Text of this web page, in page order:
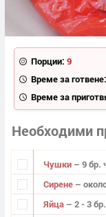
Порции: 9
Време за готвене:
Време за
Необходими
Чушки – 9 бр.
Сирене –
Яйца – 2 - 3 бр.